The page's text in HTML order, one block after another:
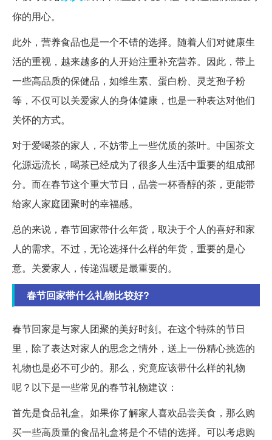
你的用心。
此外，营养食品也是一个不错的选择。随着人们对健康生
活的重视，越来越多的人开始注重补充营养。因此，带上
一些高品质的保健品，如维生素、蛋白粉、灵芝孢子粉
等，不仅可以关爱家人的身体健康，也是一种表达对他们
关怀的方式。
对于爱喝茶的家人，不妨带上一些优质的茶叶。中国茶文
化源远流长，喝茶已经成为了很多人生活中重要的组成部
分。而在春节这个重大节日，品尝一杯香醇的茶，更能带
给家人家庭团聚时的幸福感。
总的来说，春节回家带什么年货，取决于个人的喜好和家
人的需求。不过，无论选择什么样的年货，重要的是心
意。关爱家人，传递温暖是最重要的。
春节回家带什么礼物比较好?
春节回家是与家人团聚的美好时刻。在这个特殊的节日
里，除了表达对家人的思念之情外，送上一份精心挑选的
礼物也是必不可少的。那么，究竟应该带什么样的礼物
呢？以下是一些常见的春节礼物建议：
首先是食品礼盒。如果你了解家人喜欢品尝美食，那么购
买一些高质量的食品礼盒将是个不错的选择。可以考虑购